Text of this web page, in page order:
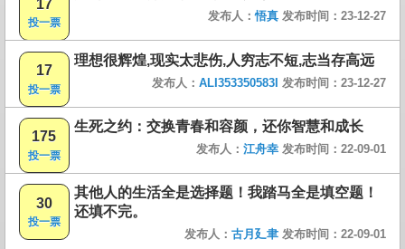
17
投一票
发布人：悟真 发布时间：23-12-27
17
投一票
理想很辉煌,现实太悲伤,人穷志不短,志当存高远
发布人： ALI353350583I 发布时间：23-12-27
175
投一票
生死之约：交换青春和容颜，还你智慧和成长
发布人： 江舟幸 发布时间：22-09-01
30
投一票
其他人的生活全是选择题！我踏马全是填空题！
还填不完。
发布人： 古月廴聿 发布时间：22-09-01